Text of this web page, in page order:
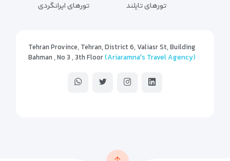
تورهای ایرانگردی
تورهای تایلند
Tehran Province, Tehran, District 6, Valiasr St, Building
Bahman , No 3 , 3th Floor(Ariaramna's Travel Agency)